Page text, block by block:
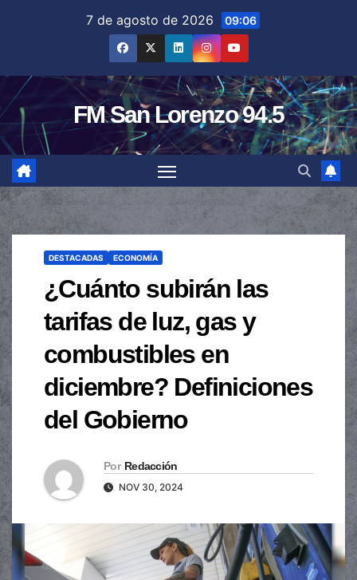
7 de agosto de 2026 09:06
FM San Lorenzo 94.5
DESTACADAS ECONOMÍA
¿Cuánto subirán las
tarifas de luz, gas y
combustibles en
diciembre? Definiciones
del Gobierno
Por Redacción
NOV 30, 2024